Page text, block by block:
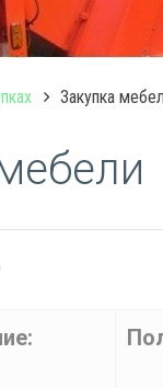
Закупка